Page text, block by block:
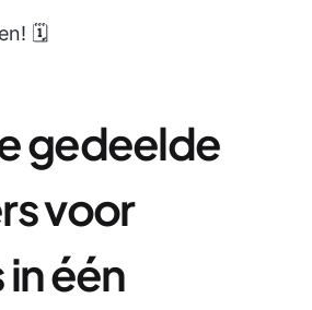
🗓️
gedeelde
voor
één